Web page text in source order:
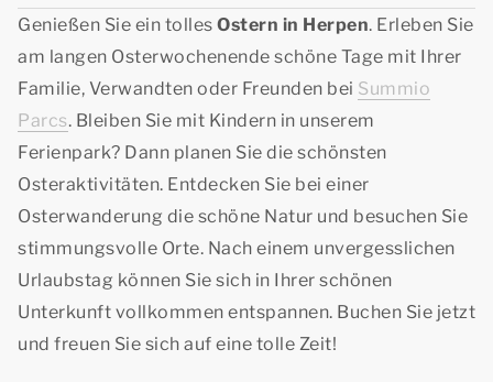
Genießen Sie ein tolles Ostern in Herpen. Erleben Sie
am langen Osterwochenende schöne Tage mit Ihrer
Familie, Verwandten oder Freunden bei Summio
Parcs. Bleiben Sie mit Kindern in unserem
Ferienpark? Dann planen Sie die schönsten
Osteraktivitäten. Entdecken Sie bei einer
Osterwanderung die schöne Natur und besuchen Sie
stimmungsvolle Orte. Nach einem unvergesslichen
Urlaubstag können Sie sich in Ihrer schönen
Unterkunft vollkommen entspannen. Buchen Sie jetzt
und freuen Sie sich auf eine tolle Zeit!